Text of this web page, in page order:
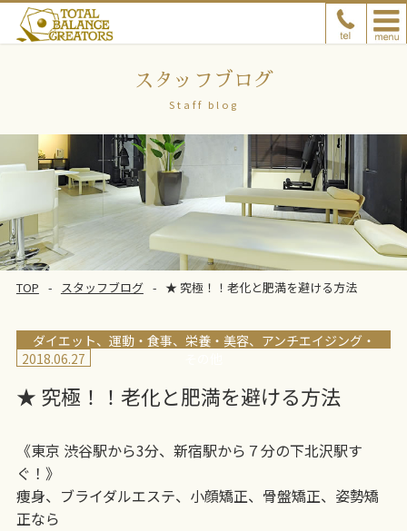
スタッフブログ
Staff blog
TOP スタッフブログ ★ 究極！！老化と肥満を避ける方法
ダイエット、運動 食事、栄養
美容、アンチエイジング
2018.06.27
★ 究極！！老化と肥満を避ける方法
《東京 渋谷駅から3分、新宿駅から７分の下北沢駅す
ぐ！》
痩身、ブライダルエステ、小顔矯正、骨盤矯正、姿勢矯
正なら